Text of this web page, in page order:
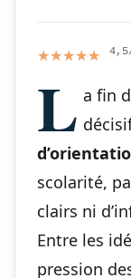
★★★★★
★★★★★
L a fin
scolarité,
clairs ni
Entre les
pression